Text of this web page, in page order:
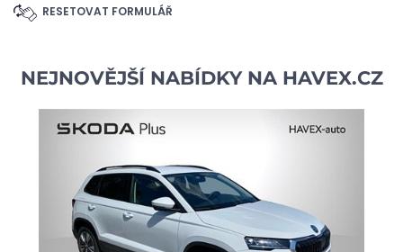
RESETOVAT FORMULÁŘ
NEJNOVĚJŠÍ NABÍDKY NA HAVEX.CZ